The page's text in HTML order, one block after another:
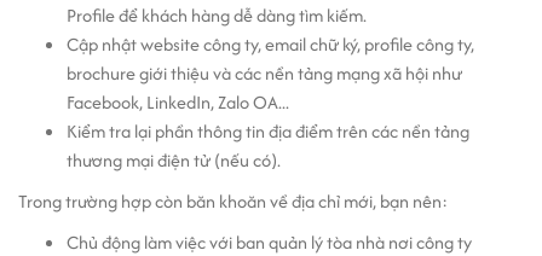
Profile để khách hàng dễ dàng tìm kiếm.
Cập nhật website công ty, email chữ ký, profile công ty,
brochure giới thiệu và các nền tảng mạng xã hội như
Facebook, LinkedIn, Zalo OA...
Kiểm tra lại phần thông tin địa điểm trên các nền tảng
thương mại điện tử (nếu có).
Trong trường hợp còn băn khoăn về địa chỉ mới, bạn nên:
Chủ động làm việc với ban quản lý tòa nhà nơi công ty